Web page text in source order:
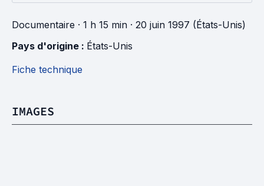
Documentaire · 1 h 15 min · 20 juin 1997 (États-Unis)
Pays d'origine : États-Unis
Fiche technique
IMAGES